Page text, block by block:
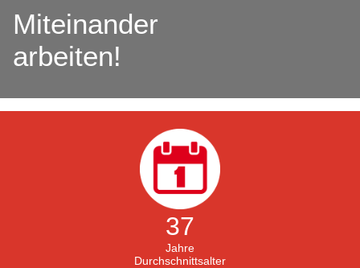
Miteinander
arbeiten!
37
Jahre
Durchschnittsalter